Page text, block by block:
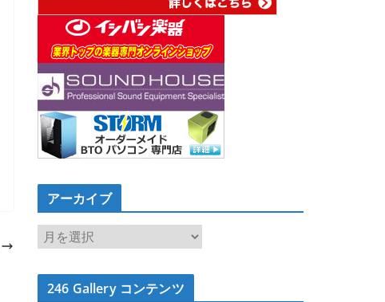
アーカイブ
ア
ー
カ
イ246 Gallery コンテンツ